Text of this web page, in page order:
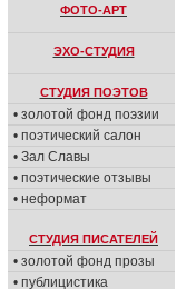
ФОТО-АРТ
ЭХО-СТУДИЯ
СТУДИЯ ПОЭТОВ
• золотой фонд поэзии
• поэтический салон
• Зал Славы
• поэтические отзывы
• неформат
СТУДИЯ ПИСАТЕЛЕЙ
• золотой фонд прозы
• публицистика